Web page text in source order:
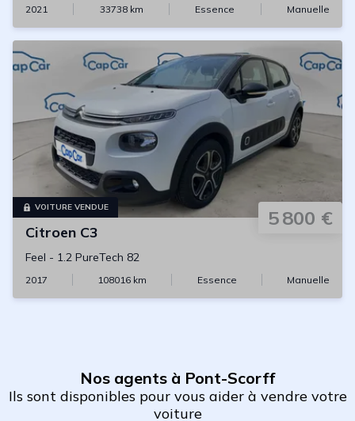
2021 33738km Essence Manuelle
VOITURE VENDUE 5 800 €
Citroen C3
Feel - 1.2 PureTech 82
2017 108016 km Essence Manuelle
Nos agents à Pont-Scorff
Ils sont disponibles pour vous aider à vendre votre
voiture